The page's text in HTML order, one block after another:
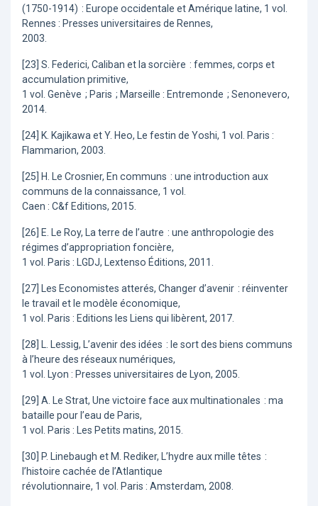
(1750-1914) : Europe occidentale et Amérique latine, 1 vol.
Rennes : Presses universitaires de Rennes,
2003.
[23] S. Federici, Caliban et la sorcière : femmes, corps et
accumulation primitive,
1 vol. Genève ; Paris ; Marseille : Entremonde ; Senonevero,
2014.
[24] K. Kajikawa et Y. Heo, Le festin de Yoshi, 1 vol. Paris :
Flammarion, 2003.
[25] H. Le Crosnier, En communs : une introduction aux
communs de la connaissance, 1 vol.
Caen : C&f Editions, 2015.
[26] E. Le Roy, La terre de l’autre : une anthropologie des
régimes d’appropriation foncière,
1 vol. Paris : LGDJ, Lextenso Éditions, 2011.
[27] Les Economistes atterés, Changer d’avenir : réinventer
le travail et le modèle économique,
1 vol. Paris : Editions les Liens qui libèrent, 2017.
[28] L. Lessig, L’avenir des idées : le sort des biens communs
à l’heure des réseaux numériques,
1 vol. Lyon : Presses universitaires de Lyon, 2005.
[29] A. Le Strat, Une victoire face aux multinationales : ma
bataille pour l’eau de Paris,
1 vol. Paris : Les Petits matins, 2015.
[30] P. Linebaugh et M. Rediker, L’hydre aux mille têtes :
l’histoire cachée de l’Atlantique
révolutionnaire, 1 vol. Paris : Amsterdam, 2008.